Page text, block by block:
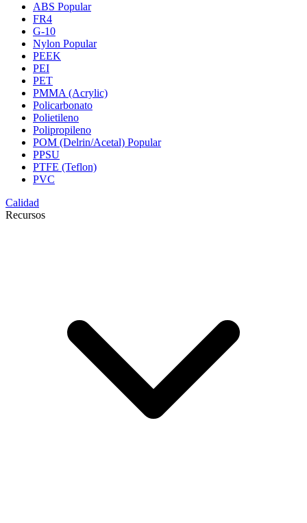
ABS Popular
FR4
G-10
Nylon Popular
PEEK
PEI
PET
PMMA (Acrylic)
Policarbonato
Polietileno
Polipropileno
POM (Delrin/Acetal) Popular
PPSU
PTFE (Teflon)
PVC
Calidad
Recursos